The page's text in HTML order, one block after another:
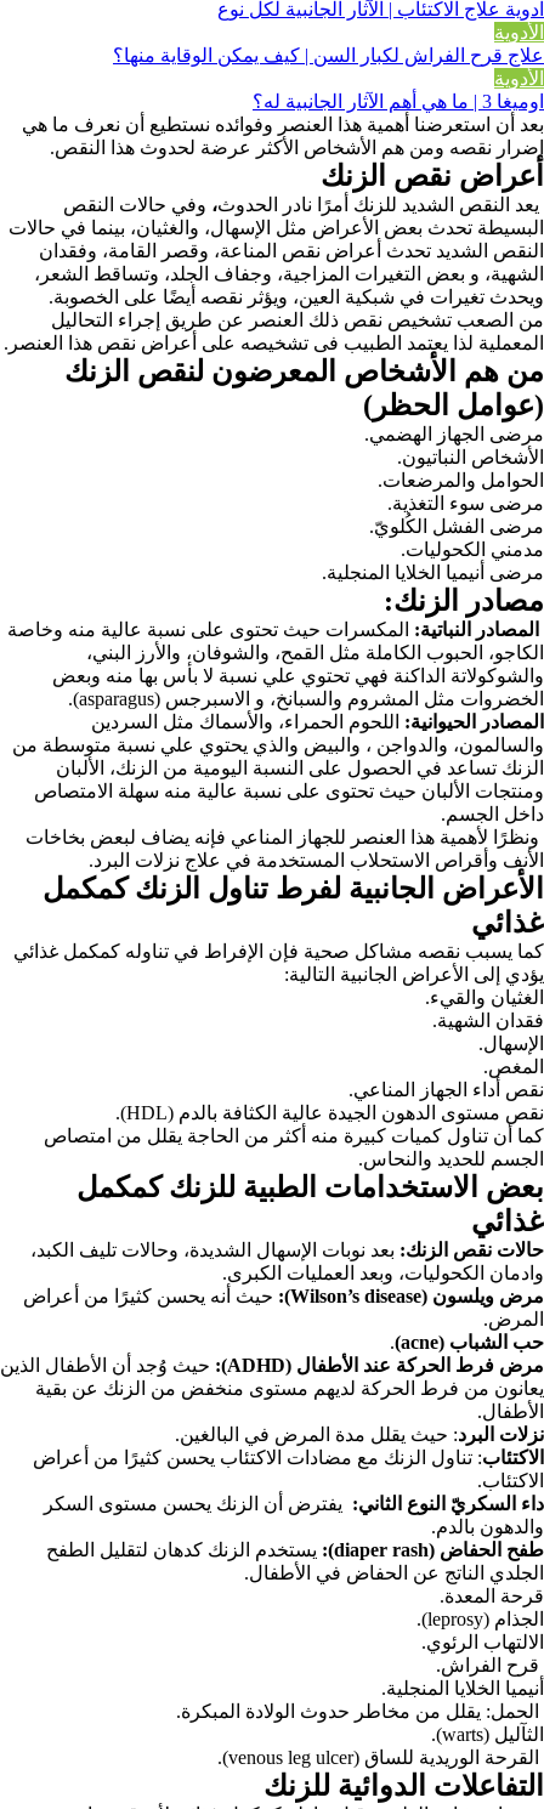
ادوية علاج الاكتئاب | الآثار الجانبية لكل نوع
الأدوية
علاج قرح الفراش لكبار السن | كيف يمكن الوقاية منها؟
الأدوية
اوميغا 3 | ما هي أهم الآثار الجانبية له؟
بعد أن استعرضنا أهمية هذا العنصر وفوائده نستطيع أن نعرف ما هي
اضرار نقصه ومن هم الأشخاص الأكثر عرضة لحدوث هذا النقص.
أعراض نقص الزنك
يعد النقص الشديد للزنك أمرًا نادر الحدوث، وفي حالات النقص
البسيطة تحدث بعض الأعراض مثل الإسهال، والغثيان، بينما في حالات
النقص الشديد تحدث أعراض نقص المناعة، وقصر القامة، وفقدان
الشهية، و بعض التغيرات المزاجية، وجفاف الجلد، وتساقط الشعر،
ويحدث تغيرات في شبكية العين، ويؤثر نقصه أيضًا على الخصوبة.
من الصعب تشخيص نقص ذلك العنصر عن طريق إجراء التحاليل
المعملية لذا يعتمد الطبيب فى تشخيصه على أعراض نقص هذا العنصر.
من هم الأشخاص المعرضون لنقص الزنك
(عوامل الحظر)
مرضى الجهاز الهضمي.
الأشخاص النباتيون.
الحوامل والمرضعات.
مرضى سوء التغذية.
مرضى الفشل الكُلويّ.
مدمني الكحوليات.
مرضى أنيميا الخلايا المنجلية.
مصادر الزنك:
المصادر النباتية: المكسرات حيث تحتوى على نسبة عالية منه وخاصة
الكاجو، الحبوب الكاملة مثل القمح، والشوفان، والأرز البني،
والشوكولاتة الداكنة فهي تحتوي علي نسبة لا بأس بها منه وبعض
الخضروات مثل المشروم والسبانخ، و الاسبرجس (asparagus).
المصادر الحيوانية: اللحوم الحمراء، والأسماك مثل السردين
والسالمون، والدواجن ، والبيض والذي يحتوي علي نسبة متوسطة من
الزنك تساعد في الحصول على النسبة اليومية من الزنك، الألبان
ومنتجات الألبان حيث تحتوى على نسبة عالية منه سهلة الامتصاص
داخل الجسم.
ونظرًا لأهمية هذا العنصر للجهاز المناعي فإنه يضاف لبعض بخاخات
الأنف وأقراص الاستحلاب المستخدمة في علاج نزلات البرد.
الأعراض الجانبية لفرط تناول الزنك كمكمل
غذائي
كما يسبب نقصه مشاكل صحية فإن الإفراط في تناوله كمكمل غذائي
يؤدي إلى الأعراض الجانبية التالية:
الغثيان والقيء.
فقدان الشهية.
الإسهال.
المغص.
نقص أداء الجهاز المناعي.
نقص مستوى الدهون الجيدة عالية الكثافة بالدم (HDL).
كما أن تناول كميات كبيرة منه أكثر من الحاجة يقلل من امتصاص
الجسم للحديد والنحاس.
بعض الاستخدامات الطبية للزنك كمكمل
غذائي
حالات نقص الزنك: بعد نوبات الإسهال الشديدة، وحالات تليف الكبد،
وادمان الكحوليات، وبعد العمليات الكبرى.
مرض ويلسون (Wilson’s disease):
حيث أنه يحسن كثيرًا من أعراض
المرض.
حب الشباب (acne)
.
مرض فرط الحركة عند الأطفال (ADHD):
حيث وُجد أن الأطفال الذين
يعانون من فرط الحركة لديهم مستوى منخفض من الزنك عن بقية
الأطفال.
نزلات البرد: حيث يقلل مدة المرض في البالغين.
الاكتئاب: تناول الزنك مع مضادات الاكتئاب يحسن كثيرًا من أعراض
الاكتئاب.
داء السكريّ النوع الثاني: يفترض أن الزنك يحسن مستوى السكر
والدهون بالدم.
طفح الحفاض (diaper rash):
يستخدم الزنك كدهان لتقليل الطفح
الجلدي الناتج عن الحفاض في الأطفال.
قرحة المعدة.
الجذام (leprosy).
الالتهاب الرئوي.
قرح الفراش.
أنيميا الخلايا المنجلية.
الحمل: يقلل من مخاطر حدوث الولادة المبكرة.
الثآليل (warts).
القرحة الوريدية للساق (venous leg ulcer).
التفاعلات الدوائية للزنك